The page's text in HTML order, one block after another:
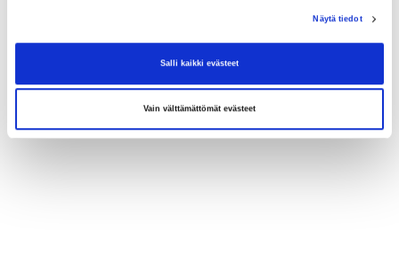
Näytä tiedot
Salli kaikki evästeet
Vain välttämättömät evästeet